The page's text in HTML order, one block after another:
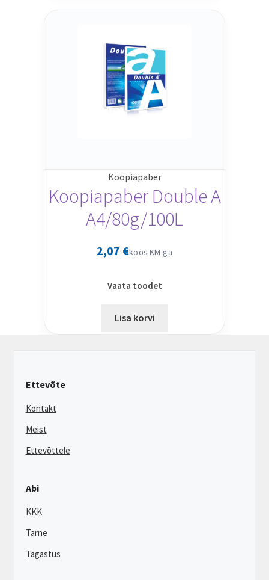
Koopiapaber
Koopiapaber Double A
A4/80g/100L
2,07 €koos KM-ga
Vaata toodet
Lisa korvi
Ettevõte
Kontakt
Meist
Ettevõttele
Abi
KKK
Tarne
Tagastus